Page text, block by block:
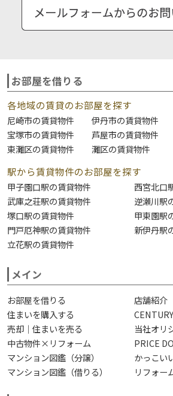
お部屋を借りる
各地域の賃貸のお部屋を探す
尼崎市の賃貸物件 伊丹市の賃貸物件
宝塚市の賃貸物件
芦屋市の賃貸物件
東灘区の賃貸物件
灘区の賃貸物件
駅から賃貸物件のお部屋を探す
甲子園口駅の賃貸物件
西宮北口
武庫之荘駅の賃貸物件
逆瀬川駅
塚口駅の賃貸物件
甲東園駅
門戸厄神駅の賃貸物件
新伊丹駅
立花駅の賃貸物件
メイン
お部屋を借りる
店舗紹介
住まいを購入する
売却｜住まいを売る
当社オリ
中古物件×リフォーム
PRICE
マンション図鑑（分譲）
かっこい
マンション図鑑（借りる）
リフォー